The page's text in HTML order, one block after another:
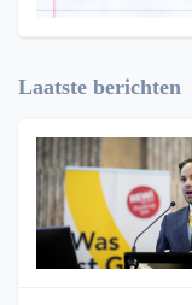
Laatste berichten